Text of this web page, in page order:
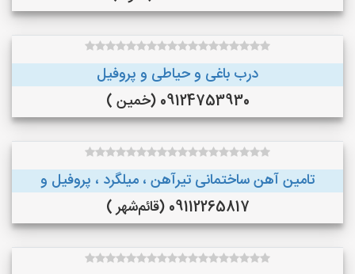
درب باغی و حیاطی و پروفیل
09124753930 (خمین )
تامین آهن ساختمانی تیرآهن ، میلگرد ، پروفیل و
09112265817 (قائم‌شهر )